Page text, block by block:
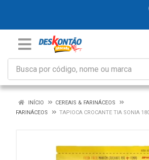
INÍCIO
CEREAIS & FARINÁCEOS
FARINÁCEOS
TAPIOCA CROCANTE TIA SONIA